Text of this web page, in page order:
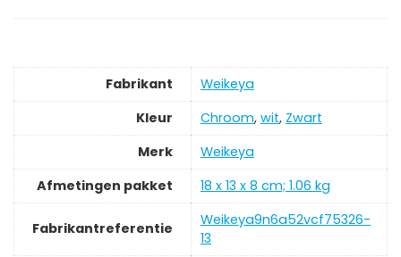
Fabrikant
‎Weikeya
Kleur
‎Chroom, wit, ‎Zwart
Merk
‎Weikeya
Afmetingen pakket
‎18 x 13 x 8 cm; 1.06 kg
Fabrikantreferentie
‎Weikeya9n6a52vcf75326-
13